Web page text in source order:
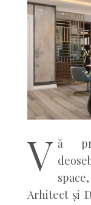
V ă
Arhitect și